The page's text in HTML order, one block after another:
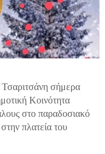
Τσαριτσάνη σήμερα
Κοινότητα
στο παραδοσιακό
πλατεία του